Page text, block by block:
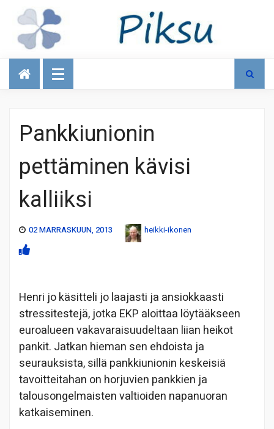
Talous
Pankkiunionin
pettäminen kävisi
kalliiksi
02 MARRASKUUN, 2013 heikki-ikonen
Henri jo käsitteli jo laajasti ja ansiokkaasti
stressitestejä, jotka EKP aloittaa löytääkseen
euroalueen vakavaraisuudeltaan liian heikot
pankit. Jatkan hieman sen ehdoista ja
seurauksista, sillä pankkiunionin keskeisiä
tavoitteitahan on horjuvien pankkien ja
talousongelmaisten valtioiden napanuoran
katkaiseminen.